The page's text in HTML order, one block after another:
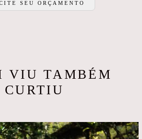
SEU ORÇAMENTO
VIU TAMBÉM
CURTIU